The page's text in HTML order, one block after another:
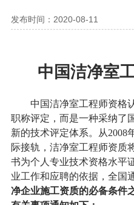
发布时间：2020-08-11
中国洁净室
中国洁净室工程师资格
职称评定，而是一种采纳了
新的技术评定体系。从2008
际接轨，洁净室工程师资质
书为个人专业技术资格水平
业工作和应聘的依据，全国
净企业施工资质的必备条件